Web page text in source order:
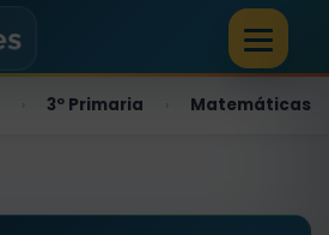
3º Primaria Matemáticas